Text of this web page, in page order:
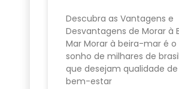
Descubra as Vantagens e
Desvantagens de Morar à
Mar Morar à beira-mar é o
sonho de milhares de
que desejam qualidade
bem-estar